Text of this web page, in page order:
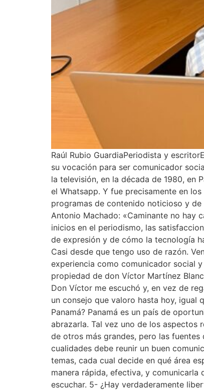
Raúl Rubio GuardiaPeriodista y
su vocación para ser comunicador
la televisión, en la década de 1980, en
el Whatsapp. Y fue precisamente en
programas de contenido noticioso y
Antonio Machado: «Caminante no hay
inicios en el periodismo, las
de expresión y de cómo la tecnología
Casi desde que tengo uso de razón.
experiencia como comunicador social
propiedad de don Víctor Martínez
Don Víctor me escuchó y, en vez de
un consejo que valoro hasta hoy, igual
Panamá? Panamá es un país de
abrazarla. Tal vez uno de los aspectos
de otros más grandes, pero las
cualidades debe reunir un buen
temas, cada cual decide en qué área
manera rápida, efectiva, y
escuchar. 5- ¿Hay verdaderamente